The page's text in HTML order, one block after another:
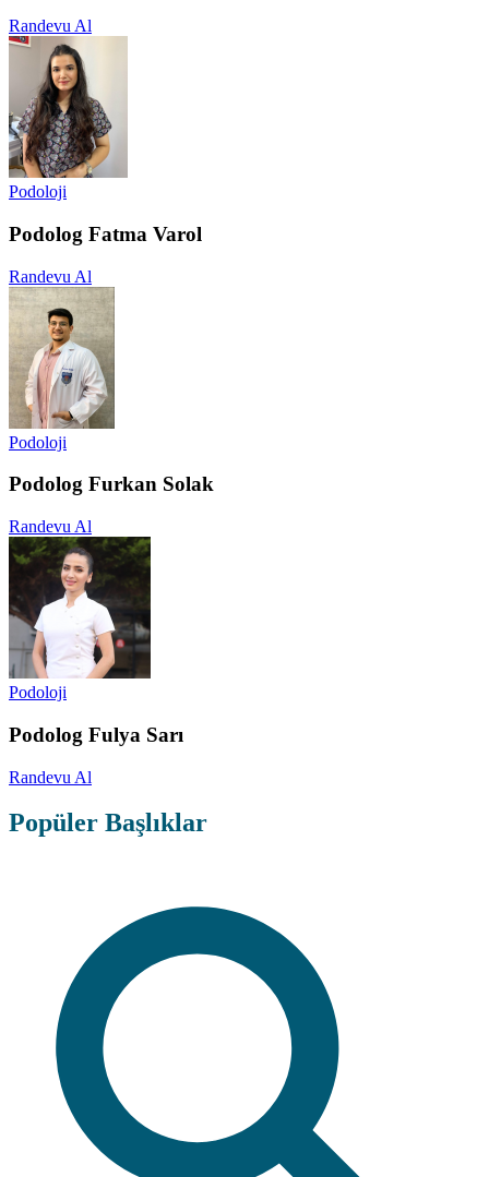
Randevu Al
Podoloji
Podolog Fatma Varol
Randevu Al
Podoloji
Podolog Furkan Solak
Randevu Al
Podoloji
Podolog Fulya Sarı
Randevu Al
Popüler Başlıklar